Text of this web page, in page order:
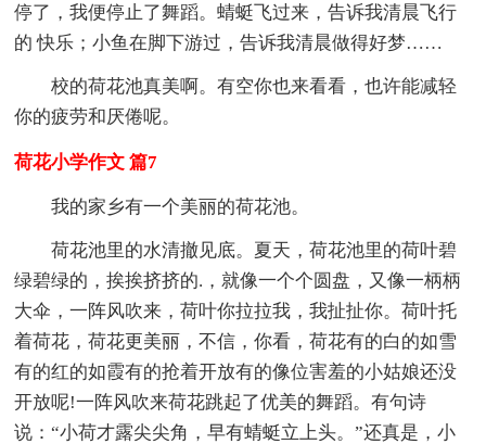
停了，我便停止了舞蹈。蜻蜓飞过来，告诉我清晨飞行
的 快乐；小鱼在脚下游过，告诉我清晨做得好梦……
校的荷花池真美啊。有空你也来看看，也许能减轻
你的疲劳和厌倦呢。
荷花小学作文 篇7
我的家乡有一个美丽的荷花池。
荷花池里的水清撤见底。夏天，荷花池里的荷叶碧
绿碧绿的，挨挨挤挤的.，就像一个个圆盘，又像一柄柄
大伞，一阵风吹来，荷叶你拉拉我，我扯扯你。荷叶托
着荷花，荷花更美丽，不信，你看，荷花有的白的如雪
有的红的如霞有的抢着开放有的像位害羞的小姑娘还没
开放呢!一阵风吹来荷花跳起了优美的舞蹈。有句诗
说：“小荷才露尖尖角，早有蜻蜓立上头。”还真是，小